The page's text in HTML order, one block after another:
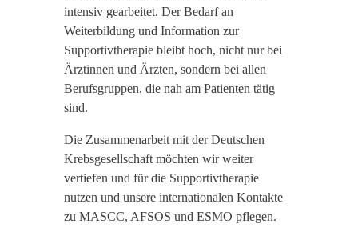
intensiv gearbeitet. Der Bedarf an
Weiterbildung und Information zur
Supportivtherapie bleibt hoch, nicht nur bei
Ärztinnen und Ärzten, sondern bei allen
Berufsgruppen, die nah am Patienten tätig
sind.
Die Zusammenarbeit mit der Deutschen
Krebsgesellschaft möchten wir weiter
vertiefen und für die Supportivtherapie
nutzen und unsere internationalen Kontakte
zu MASCC, AFSOS und ESMO pflegen.